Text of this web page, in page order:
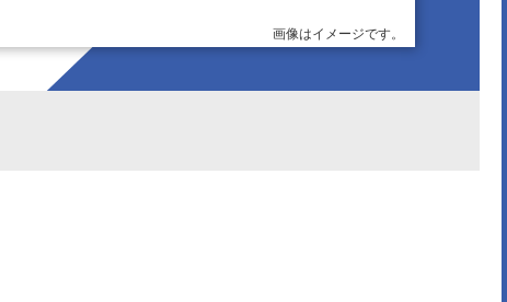
画像はイメージです。